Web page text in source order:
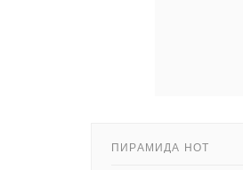
ПИРАМИДА НОТ